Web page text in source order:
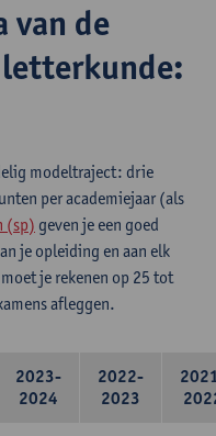
van de
modeltraject: drie
per academiejaar (als
(sp) geven je een goed
je opleiding en aan elk
je rekenen op 25 tot
afleggen.
2023-
2024
2022-
2023